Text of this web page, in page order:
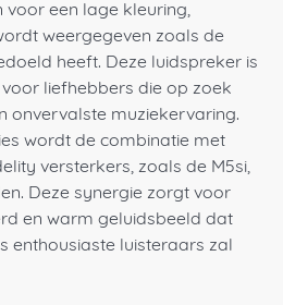
voor een lage kleuring,
weergegeven zoals de
heeft. Deze luidspreker is
liefhebbers die op zoek
onvervalste muziekervaring.
wordt de combinatie met
versterkers, zoals de M5si,
Deze synergie zorgt voor
en warm geluidsbeeld dat
enthousiaste luisteraars zal